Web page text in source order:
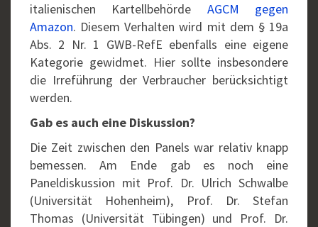
italienischen Kartellbehörde AGCM gegen
Amazon. Diesem Verhalten wird mit dem § 19a
Abs. 2 Nr. 1 GWB-RefE ebenfalls eine eigene
Kategorie gewidmet. Hier sollte insbesondere
die Irreführung der Verbraucher berücksichtigt
werden.
Gab es auch eine Diskussion?
Die Zeit zwischen den Panels war relativ knapp
bemessen. Am Ende gab es noch eine
Paneldiskussion mit Prof. Dr. Ulrich Schwalbe
(Universität Hohenheim), Prof. Dr. Stefan
Thomas (Universität Tübingen) und Prof. Dr.